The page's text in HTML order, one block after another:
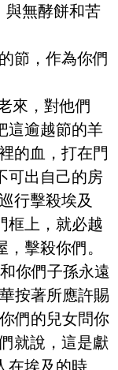
與無酵餅和苦
節，作為你們
來，對他們
這逾越節的羊
的血，打在門
可出自己的房
行擊殺埃及
框上，就必越
擊殺你們。
你們子孫永遠
按著所應許賜
們的兒女問你
就說，這是獻
在埃及的時